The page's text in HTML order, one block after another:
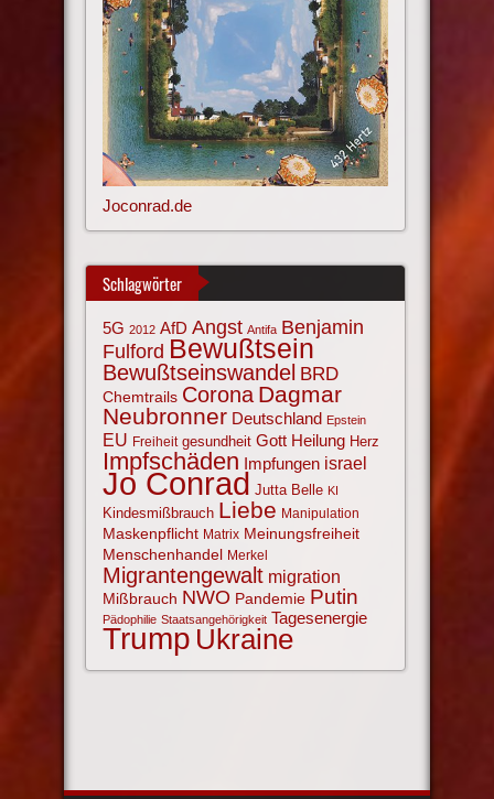
Joconrad.de
Schlagwörter
5G 2012 AfD Angst Antifa Benjamin
Fulford Bewußtsein
Bewußtseinswandel BRD
Chemtrails Corona Dagmar
Neubronner Deutschland Epstein
EU Freiheit gesundheit Gott Heilung Herz
Impfschäden Impfungen israel
Jo Conrad Jutta Belle KI
Kindesmißbrauch Liebe Manipulation
Maskenpflicht Matrix Meinungsfreiheit
Menschenhandel Merkel
Migrantengewalt migration
Mißbrauch NWO Pandemie Putin
Pädophilie Staatsangehörigkeit Tagesenergie
Trump Ukraine